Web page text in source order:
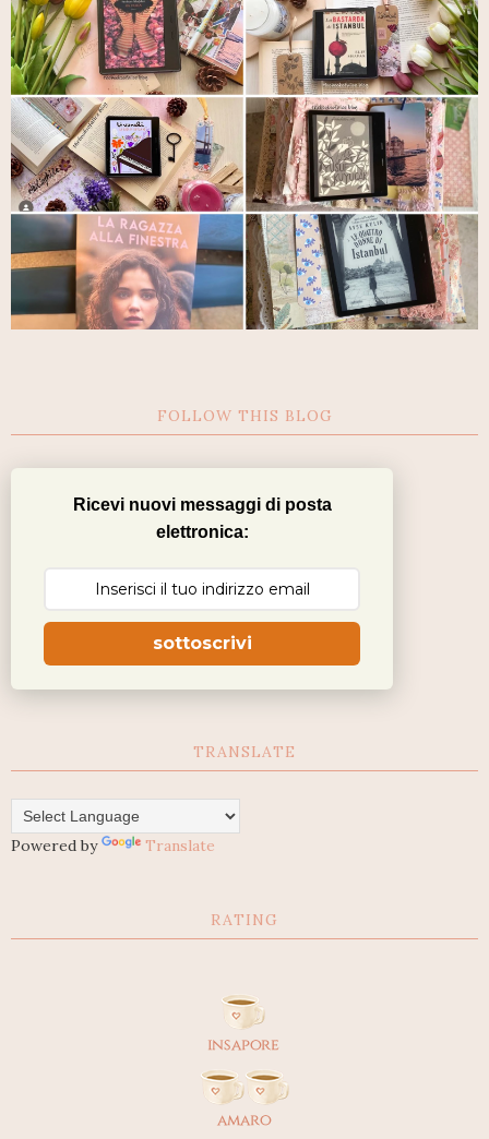
FOLLOW THIS BLOG
Ricevi nuovi messaggi di posta
elettronica:
sottoscrivi
TRANSLATE
Powered by Translate
RATING